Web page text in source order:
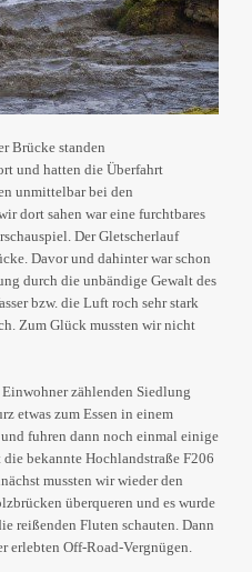
Brücke standen
und hatten die Überfahrt
unmittelbar bei den
dort sahen war eine furchtbares
Der Gletscherlauf
Davor und dahinter war schon
durch die unbändige Gewalt des
bzw. die Luft roch sehr stark
Zum Glück mussten wir nicht
zählenden Siedlung
etwas zum Essen in einem
fuhren dann noch einmal einige
bekannte Hochlandstraße F206
mussten wir wieder den
überqueren und es wurde
reißenden Fluten schauten. Dann
erlebten Off-Road-Vergnügen.